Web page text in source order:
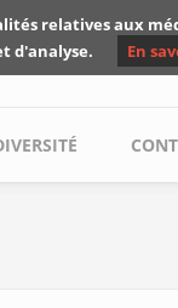
de
relatives aux
d'analyse.
En